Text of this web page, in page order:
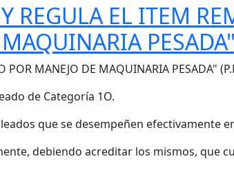
REGULA EL ITEM
MANEJO DE MAQUINARIA PESADA"
de Categoría 1O.
que se desempeñen efectivamente
debiendo acreditar los mismos, que